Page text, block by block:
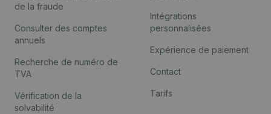
de la fraude
Consulter des comptes
annuels
Recherche de numéro de
TVA
Vérification de la
solvabilité
Intégrations
personnalisées
Expérience de paiement
Contact
Tarifs